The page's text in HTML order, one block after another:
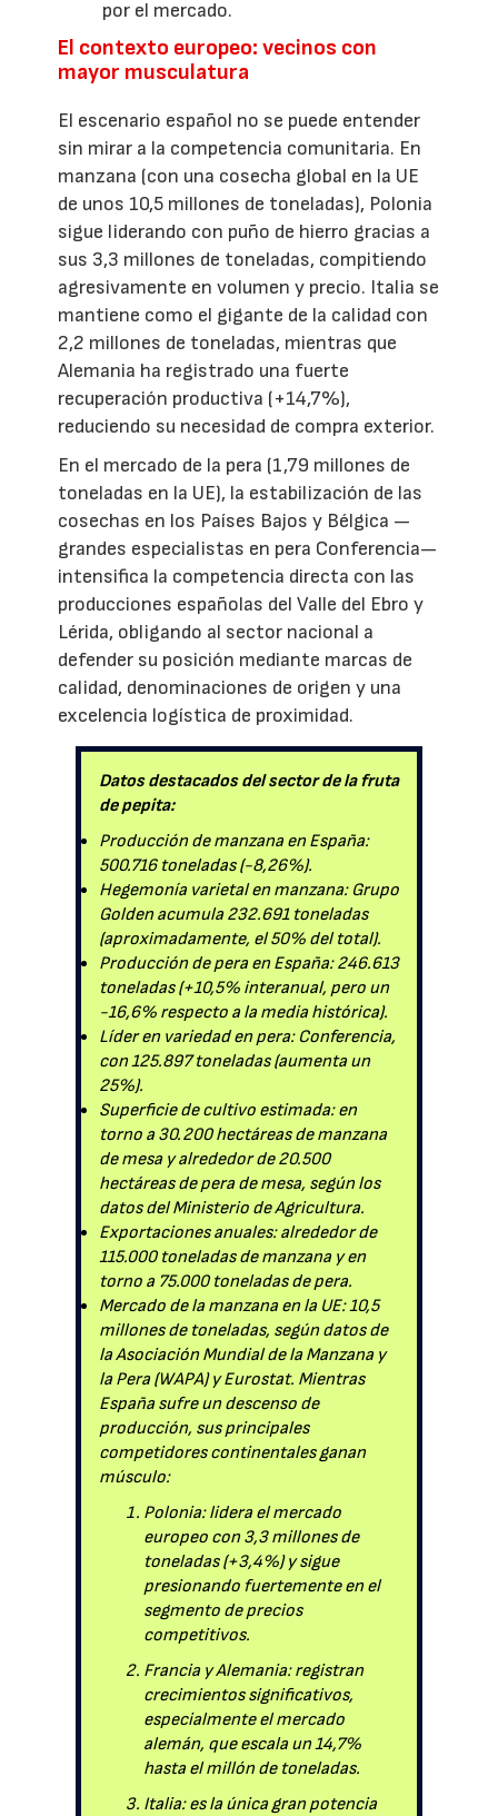
por el mercado.
El contexto europeo: vecinos con
mayor musculatura
El escenario español no se puede entender
sin mirar a la competencia comunitaria. En
manzana (con una cosecha global en la UE
de unos 10,5 millones de toneladas), Polonia
sigue liderando con puño de hierro gracias a
sus 3,3 millones de toneladas, compitiendo
agresivamente en volumen y precio. Italia se
mantiene como el gigante de la calidad con
2,2 millones de toneladas, mientras que
Alemania ha registrado una fuerte
recuperación productiva (+14,7%),
reduciendo su necesidad de compra exterior.
En el mercado de la pera (1,79 millones de
toneladas en la UE), la estabilización de las
cosechas en los Países Bajos y Bélgica —
grandes especialistas en pera Conferencia—
intensifica la competencia directa con las
producciones españolas del Valle del Ebro y
Lérida, obligando al sector nacional a
defender su posición mediante marcas de
calidad, denominaciones de origen y una
excelencia logística de proximidad.
Datos destacados del sector de la fruta
de pepita:
Producción de manzana en España:
500.716 toneladas (-8,26%).
Hegemonía varietal en manzana: Grupo
Golden acumula 232.691 toneladas
(aproximadamente, el 50% del total).
Producción de pera en España: 246.613
toneladas (+10,5% interanual, pero un
-16,6% respecto a la media histórica).
Líder en variedad en pera: Conferencia,
con 125.897 toneladas (aumenta un
25%).
Superficie de cultivo estimada: en
torno a 30.200 hectáreas de manzana
de mesa y alrededor de 20.500
hectáreas de pera de mesa, según los
datos del Ministerio de Agricultura.
Exportaciones anuales: alrededor de
115.000 toneladas de manzana y en
torno a 75.000 toneladas de pera.
Mercado de la manzana en la UE: 10,5
millones de toneladas, según datos de
la Asociación Mundial de la Manzana y
la Pera (WAPA) y Eurostat. Mientras
España sufre un descenso de
producción, sus principales
competidores continentales ganan
músculo:
Polonia: lidera el mercado
europeo con 3,3 millones de
toneladas (+3,4%) y sigue
presionando fuertemente en el
segmento de precios
competitivos.
Francia y Alemania: registran
crecimientos significativos,
especialmente el mercado
alemán, que escala un 14,7%
hasta el millón de toneladas.
Italia: es la única gran potencia